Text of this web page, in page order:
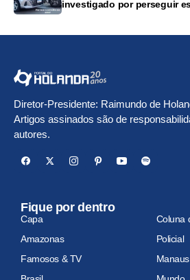
investigado por perseguir
Diretor-Presidente: Raimundo de
Artigos assinados são de
autores.
Fique por dentro
Capa
Coluna
Amazonas
Policial
Famosos & TV
Manaus